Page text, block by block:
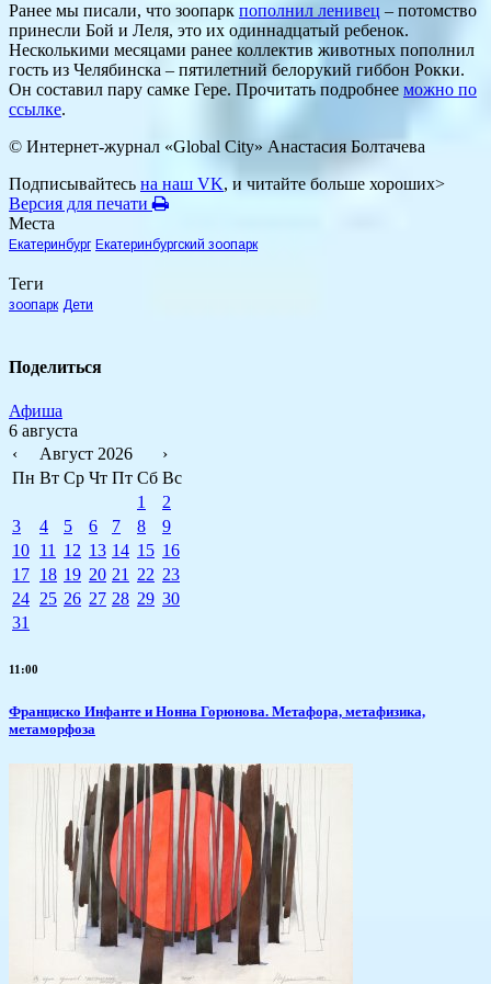
Ранее мы писали, что зоопарк пополнил ленивец – потомство
принесли Бой и Леля, это их одиннадцатый ребенок.
Несколькими месяцами ранее коллектив животных пополнил
гость из Челябинска – пятилетний белорукий гиббон Рокки.
Он составил пару самке Гере. Прочитать подробнее можно по
ссылке.
© Интернет-журнал «Global City» Анастасия Болтачева
Подписывайтесь на наш VK, и читайте больше хороших>
Версия для печати
Места
Екатеринбург Екатеринбургский зоопарк
Теги
зоопарк Дети
Поделиться
Афиша
6 августа
‹
Август 2026
›
Пн Вт Ср Чт Пт Сб Вс
1
2
3
4 5 6 7 8
9
10 11 12 13 14 15 16
17 18 19 20 21 22 23
24 25 26 27 28 29 30
31
11:00
Франциско Инфанте и Нонна Горюнова. Метафора, метафизика,
метаморфоза